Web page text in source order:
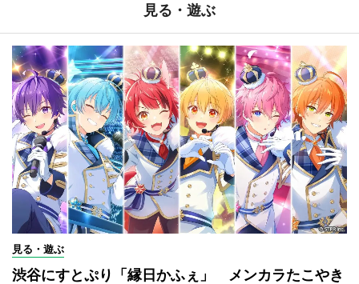
見る・遊ぶ
見る・遊ぶ
渋谷にすとぷり「縁日かふぇ」 メンカラたこやき